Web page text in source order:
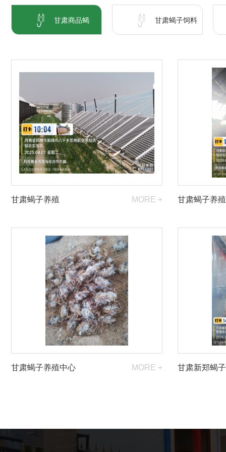
甘肃商品蝎 甘肃蝎子饲料
甘肃蝎子养殖 MORE + 甘肃蝎子养殖
甘肃蝎子养殖中心 MORE + 甘肃新郑蝎